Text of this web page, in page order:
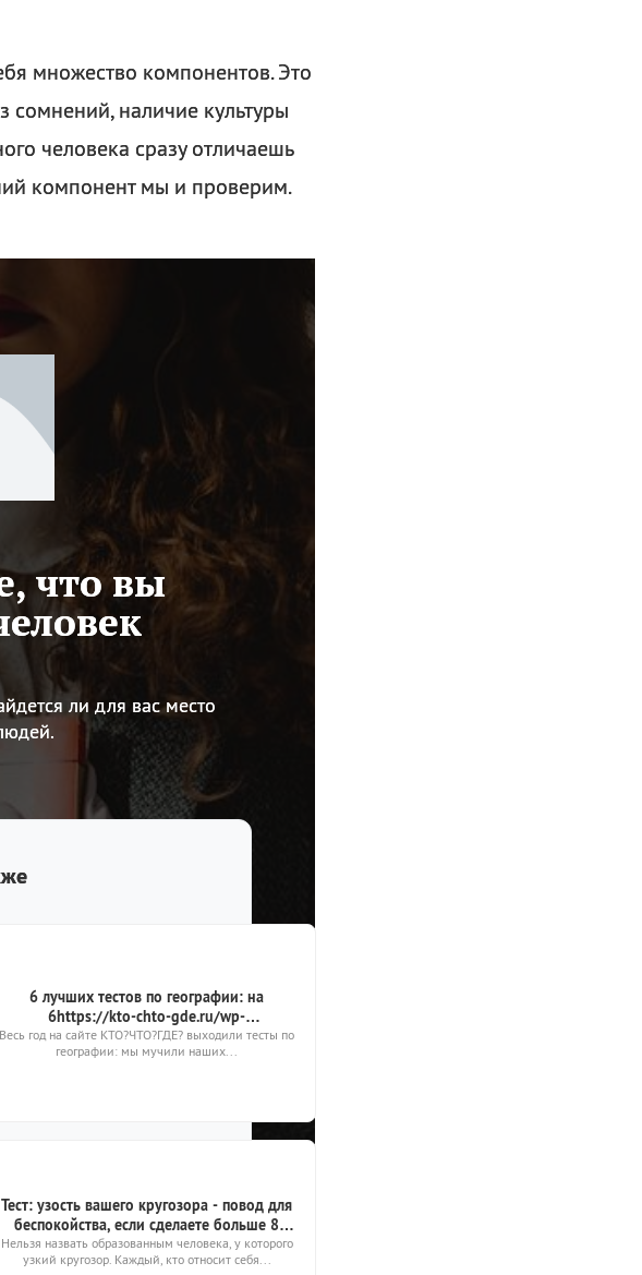
множество компонентов. Это
сомнений, наличие культуры
человека сразу отличаешь
компонент мы и проверим.
что вы
ли для вас место
6 лучших тестов по географии: на
6https://kto-chto-gde.ru/wp-
content/themes/theme2019/img/placeholder-
image.png6 ответят только продвинутые
Весь год на сайте КТО?ЧТО?ГДЕ? выходили тесты по
географии: мы мучили наших...
Тест: узость вашего кругозора - повод для
беспокойства, если сделаете больше 8
ошибок
Нельзя назвать образованным человека, у которого
узкий кругозор. Каждый, кто относит себя...